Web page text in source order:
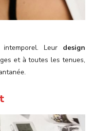
Leur design
et à toutes les tenues,